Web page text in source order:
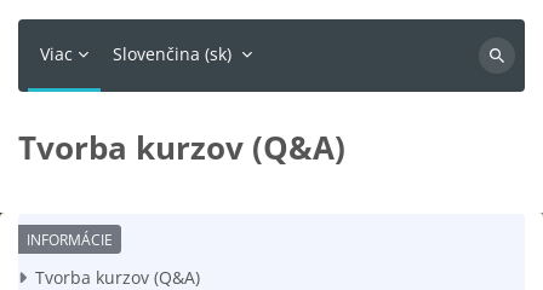
Viac Slovenčina ‎(sk)‎
Tvorba kurzov (Q&A)
Požiadavky na absolvovanie
Tvorba kurzov (Q&A)